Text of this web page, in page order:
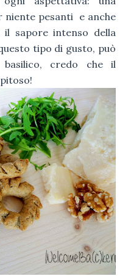
niente pesanti e anche
sapore intenso della
tipo di gusto, può
credo che il